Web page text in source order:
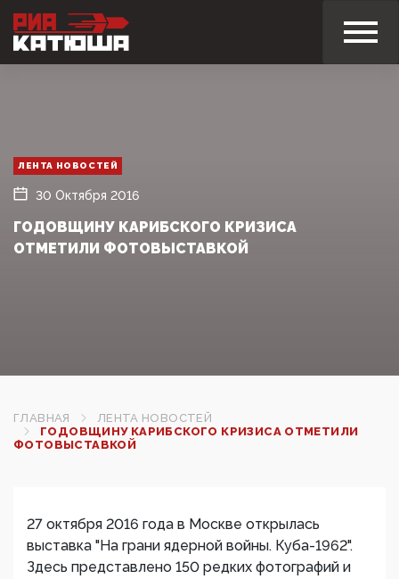
ЛЕНТА НОВОСТЕЙ
30 Октября 2016
ГОДОВЩИНУ КАРИБСКОГО КРИЗИСА
ОТМЕТИЛИ ФОТОВЫСТАВКОЙ
ГЛАВНАЯ
ЛЕНТА НОВОСТЕЙ
ГОДОВЩИНУ КАРИБСКОГО КРИЗИСА ОТМЕТИЛИ
ФОТОВЫСТАВКОЙ
27 октября 2016 года в Москве открылась
выставка "На грани ядерной войны. Куба-1962".
Здесь представлено 150 редких фотографий и